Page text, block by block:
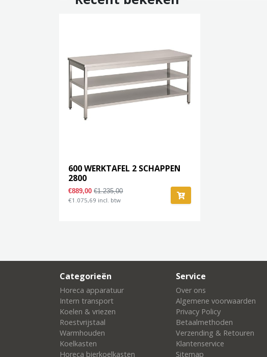
600 WERKTAFEL 2 SCHAPPEN
2800
€889,00€1.235,00
€1.075,69 incl. btw
Categorieën
Horeca apparatuur
Intern transport
Koelen & vriezen
Roestvrijstaal
Warmhouden
Koelkasten
Horeca bierkoelkasten
Service
Over ons
Algemene voorwaarden
Privacy Policy
Betaalmethoden
Verzending & Retouren
Klantenservice
Sitemap